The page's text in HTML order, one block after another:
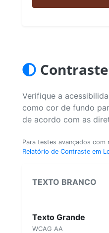
Contraste
Verifique a
como cor de fundo
de acordo com as
Para testes avançados com
Relatório de Contraste em
TEXTO BRANCO
Texto Grande
WCAG AA